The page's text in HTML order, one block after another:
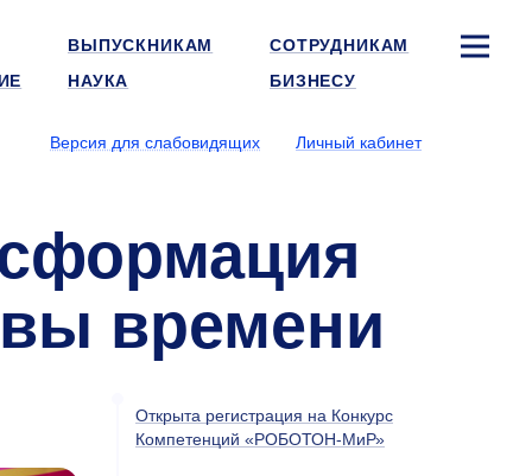
ВЫПУСКНИКАМ
СОТРУДНИКАМ
НАУКА БИЗНЕСУ
Версия для слабовидящих Личный кабинет
времени
Открыта регистрация на Конкурс
Компетенций «РОБОТОН-МиР»